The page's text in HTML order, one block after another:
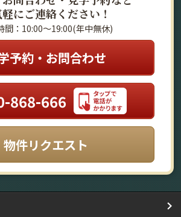
にご連絡ください！
間：10:00～19:00(年中無休)
予約・お問合わせ
868-666
物件リクエスト